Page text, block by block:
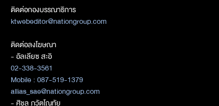
ติดต่อกองบรรณาธิการ
ktwebeditor@nationgroup.com
ติดต่อลงโฆษณา
- อัลเลียซ สะอิ
02-338-3561
Mobile : 087-519-1379
allias_sae@nationgroup.com
- ศิชล ภวัตโณทัย